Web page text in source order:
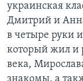
украинская
Дмитрий и
в четыре руки
который жил и
века,